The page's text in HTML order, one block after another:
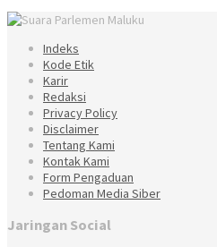
Indeks
Kode Etik
Karir
Redaksi
Privacy Policy
Disclaimer
Tentang Kami
Kontak Kami
Form Pengaduan
Pedoman Media Siber
Jaringan Social